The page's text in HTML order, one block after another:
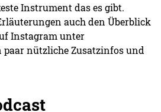
Instrument das es gibt.
auch den Überblick
Instagram unter
paar nützliche Zusatzinfos und